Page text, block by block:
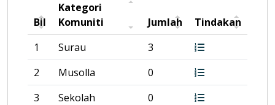
Bil
Kategori
Komuniti
Jumlah
Tindakan
1
Surau
3
2
Musolla
0
3
Sekolah
0